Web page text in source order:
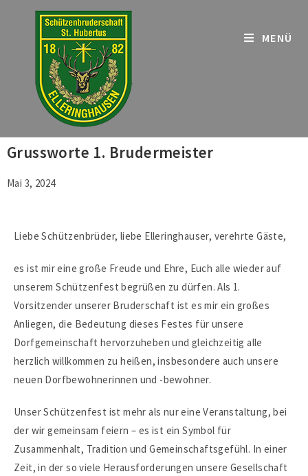
MENÜ
Grussworte 1. Brudermeister
Mai 3, 2024
Liebe Schützenbrüder, liebe Elleringhauser, verehrte Gäste,
es ist mir eine große Freude und Ehre, Euch alle wieder auf
unserem Schützenfest begrüßen zu dürfen. Als 1.
Vorsitzender unserer Bruderschaft ist es mir ein großes
Anliegen, die Bedeutung dieses Festes für unsere
Dorfgemeinschaft hervorzuheben und gleichzeitig alle
herzlich willkommen zu heißen, insbesondere auch unsere
neuen Dorfbewohnerinnen und -bewohner.
Unser Schützenfest ist mehr als nur eine Veranstaltung, bei
der wir gemeinsam feiern – es ist ein Symbol für
Zusammenhalt, Tradition und Gemeinschaftsgefühl. In einer
Zeit, in der so viele Herausforderungen unsere Gesellschaft